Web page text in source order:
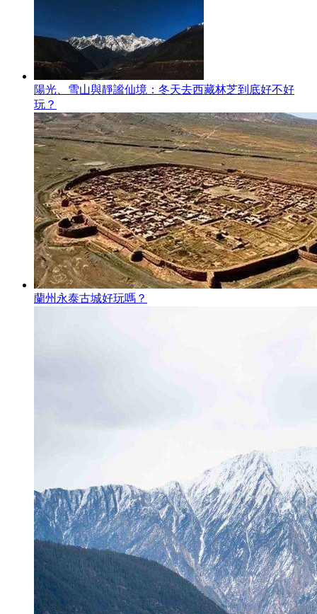
陽光、雪山與靜謐仙境：冬天去西藏林芝到底好不好
玩？
蘭州永泰古城好玩嗎？